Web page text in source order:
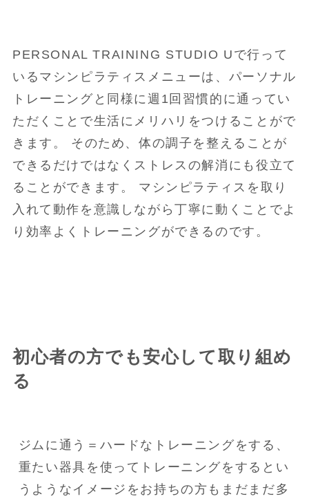
PERSONAL TRAINING STUDIO Uで行って
いるマシンピラティスメニューは、パーソナル
トレーニングと同様に週1回習慣的に通ってい
ただくことで生活にメリハリをつけることがで
きます。 そのため、体の調子を整えることが
できるだけではなくストレスの解消にも役立て
ることができます。 マシンピラティスを取り
入れて動作を意識しながら丁寧に動くことでよ
り効率よくトレーニングができるのです。
初心者の方でも安心して取り組め
る
ジムに通う＝ハードなトレーニングをする、
重たい器具を使ってトレーニングをするとい
うようなイメージをお持ちの方もまだまだ多